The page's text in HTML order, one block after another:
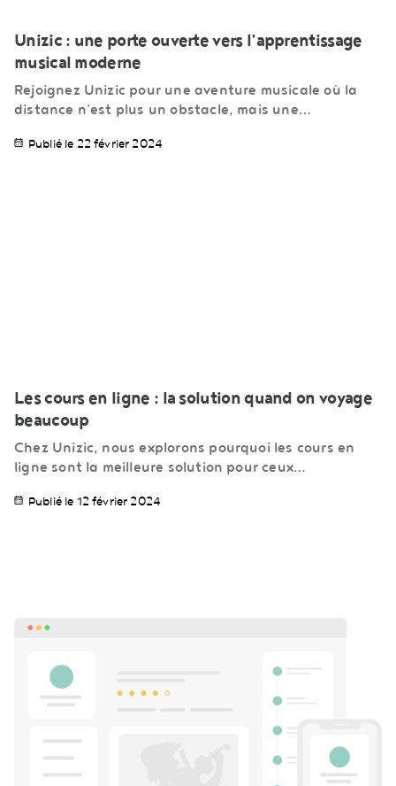
Unizic : une porte ouverte vers l’apprentissage
musical moderne
Rejoignez Unizic pour une aventure musicale où la
distance n'est plus un obstacle, mais une…
Publié le 22 février 2024
Les cours en ligne : la solution quand on voyage
beaucoup
Chez Unizic, nous explorons pourquoi les cours en
ligne sont la meilleure solution pour ceux…
Publié le 12 février 2024